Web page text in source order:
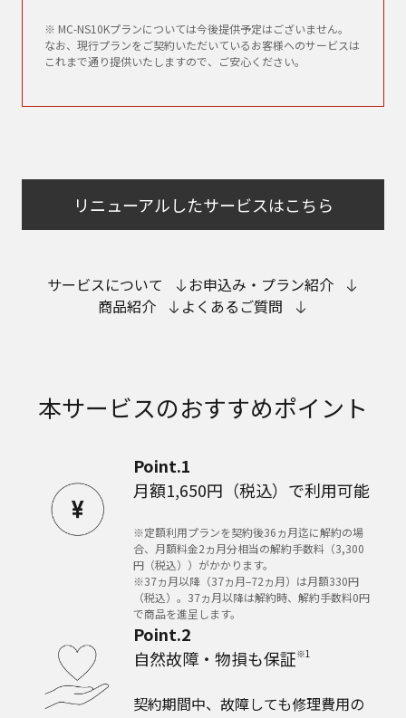
※ MC-NS10Kプランについては今後提供予定はございません。
なお、現行プランをご契約いただいているお客様へのサービスは
これまで通り提供いたしますので、ご安心ください。
リニューアルしたサービスはこちら
サービスについて
お申込み・プラン紹介
商品紹介
よくあるご質問
本サービスのおすすめポイント
Point.1
月額1,650円（税込）で利用可能
※定額利用プランを契約後36ヵ月迄に解約の場
合、月額料金2ヵ月分相当の解約手数料（3,300
円（税込））がかかります。
※37ヵ月以降（37ヵ月–72ヵ月）は月額330円
（税込）。37ヵ月以降は解約時、解約手数料0円
で商品を進呈します。
Point.2
⾃然故障‧物損も保証※1
契約期間中、故障しても修理費⽤の